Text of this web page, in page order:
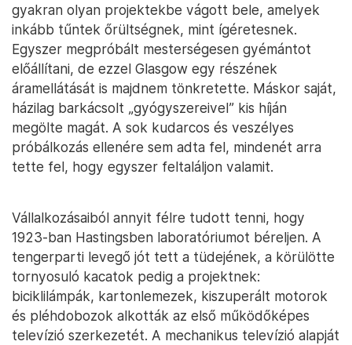
gyakran olyan projektekbe vágott bele, amelyek
inkább tűntek őrültségnek, mint ígéretesnek.
Egyszer megpróbált mesterségesen gyémántot
előállítani, de ezzel Glasgow egy részének
áramellátását is majdnem tönkretette. Máskor saját,
házilag barkácsolt „gyógyszereivel” kis híján
megölte magát. A sok kudarcos és veszélyes
próbálkozás ellenére sem adta fel, mindenét arra
tette fel, hogy egyszer feltaláljon valamit.
Vállalkozásaiból annyit félre tudott tenni, hogy
1923-ban Hastingsben laboratóriumot béreljen. A
tengerparti levegő jót tett a tüdejének, a körülötte
tornyosuló kacatok pedig a projektnek:
biciklilámpák, kartonlemezek, kiszuperált motorok
és pléhdobozok alkották az első működőképes
televízió szerkezetét. A mechanikus televízió alapját